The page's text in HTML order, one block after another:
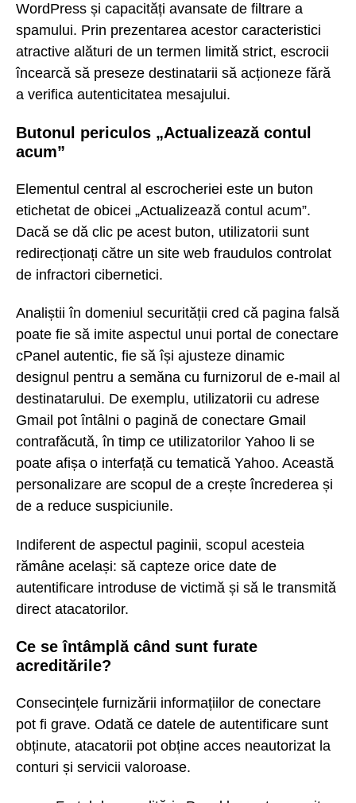
WordPress și capacități avansate de filtrare a
spamului. Prin prezentarea acestor caracteristici
atractive alături de un termen limită strict, escrocii
încearcă să preseze destinatarii să acționeze fără
a verifica autenticitatea mesajului.
Butonul periculos „Actualizează contul
acum”
Elementul central al escrocheriei este un buton
etichetat de obicei „Actualizează contul acum”.
Dacă se dă clic pe acest buton, utilizatorii sunt
redirecționați către un site web fraudulos controlat
de infractori cibernetici.
Analiștii în domeniul securității cred că pagina falsă
poate fie să imite aspectul unui portal de conectare
cPanel autentic, fie să își ajusteze dinamic
designul pentru a semăna cu furnizorul de e-mail al
destinatarului. De exemplu, utilizatorii cu adrese
Gmail pot întâlni o pagină de conectare Gmail
contrafăcută, în timp ce utilizatorilor Yahoo li se
poate afișa o interfață cu tematică Yahoo. Această
personalizare are scopul de a crește încrederea și
de a reduce suspiciunile.
Indiferent de aspectul paginii, scopul acesteia
rămâne același: să capteze orice date de
autentificare introduse de victimă și să le transmită
direct atacatorilor.
Ce se întâmplă când sunt furate
acreditările?
Consecințele furnizării informațiilor de conectare
pot fi grave. Odată ce datele de autentificare sunt
obținute, atacatorii pot obține acces neautorizat la
conturi și servicii valoroase.